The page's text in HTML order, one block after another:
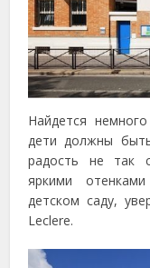
Найдется
дети должны
радость не так
яркими
детском саду,
Leclere.